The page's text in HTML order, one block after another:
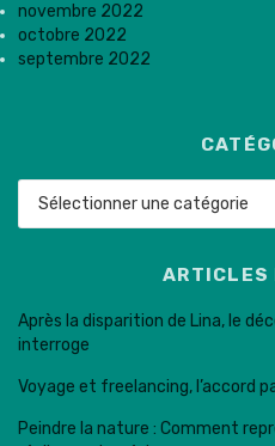
novembre 2022
octobre 2022
septembre 2022
ARTICLES
Après la disparition de Lina, le
interroge
Voyage et freelancing, l’accord
Peindre la nature : Comment